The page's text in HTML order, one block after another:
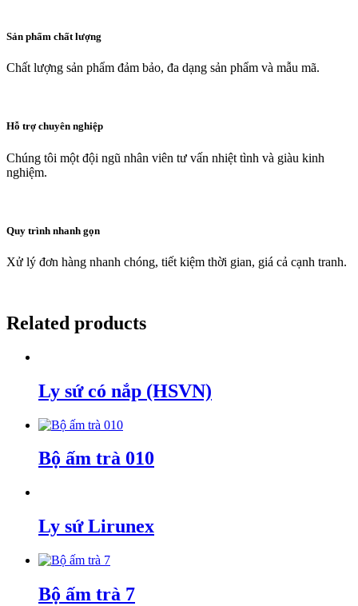
Sản phẩm chất lượng
Chất lượng sản phẩm đảm bảo, đa dạng sản phẩm và mẫu mã.
Hỗ trợ chuyên nghiệp
Chúng tôi một đội ngũ nhân viên tư vấn nhiệt tình và giàu kinh
nghiệm.
Quy trình nhanh gọn
Xử lý đơn hàng nhanh chóng, tiết kiệm thời gian, giá cả cạnh tranh.
Related products
Ly sứ có nắp (HSVN)
Bộ ấm trà 010
Ly sứ Lirunex
Bộ ấm trà 7